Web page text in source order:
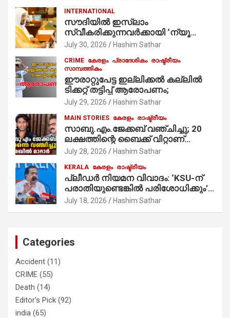
കുര്യൻ താമരശ്ശേരി
നിർവഹിക്കുന്നു.
INTERNATIONAL
സൗദിയില്‍ ഇസ്‌ലാം
സ്വീകരിക്കുന്നവര്‍ക്കായി ‘ന്യൂ
മുസ്ലിം’ ഡിജിറ്റല്‍ കാര്‍ഡ് സേവനം
July 30, 2026 Hashim Sathar
CRIME കേരളം പ്രാദേശികം രാഷ്ട്രീയം
സാമ്പത്തികം
ഈരാറ്റുപേട്ട ഇല്ലിക്കൽ കല്ലിൽ
ടിക്കറ്റ് തട്ടിപ്പ് ആരോപണം;
July 29, 2026 Hashim Sathar
MAIN STORIES കേരളം രാഷ്ട്രീയം
സാബു.എം.ജേക്കബ് വഞ്ചിച്ചു; 20
ലക്ഷത്തിന്റെ ബൈക്ക് വിറ്റാണ്
തൃക്കാക്കരയില്‍ മത്സരിച്ചത്!
മാത്രമാണ് ഉണ്ടായിരുന്നത്;
സാബുവിന്റേത് വ്യക്തിപരമായ
നേട്ടത്തിനുള്ള പാര്‍ട്ടി; ഇപ്പോള്‍
ഫോണ്‍ വിളിച്ചാല്‍ എടുക്കില്ല;
തിരഞ്ഞെടുപ്പിലെ ദുരനുഭവങ്ങള്‍
July 28, 2026 Hashim Sathar
KERALA കേരളം രാഷ്ട്രീയം
പ്ലീഡർ നിയമന വിവാദം: ‘KSU-ന്
പരാതിയുണ്ടെങ്കിൽ പരിശോധിക്കും’;
രമേശ് ചെന്നിത്തല
July 18, 2026 Hashim Sathar
Categories
Accident (11)
CRIME (55)
Death (14)
Editor's Pick (92)
india (65)